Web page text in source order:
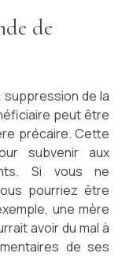
de
de la
peut être
précaire. Cette
subvenir aux
Si vous ne
pourriez être
une mère
avoir du mal à
de ses